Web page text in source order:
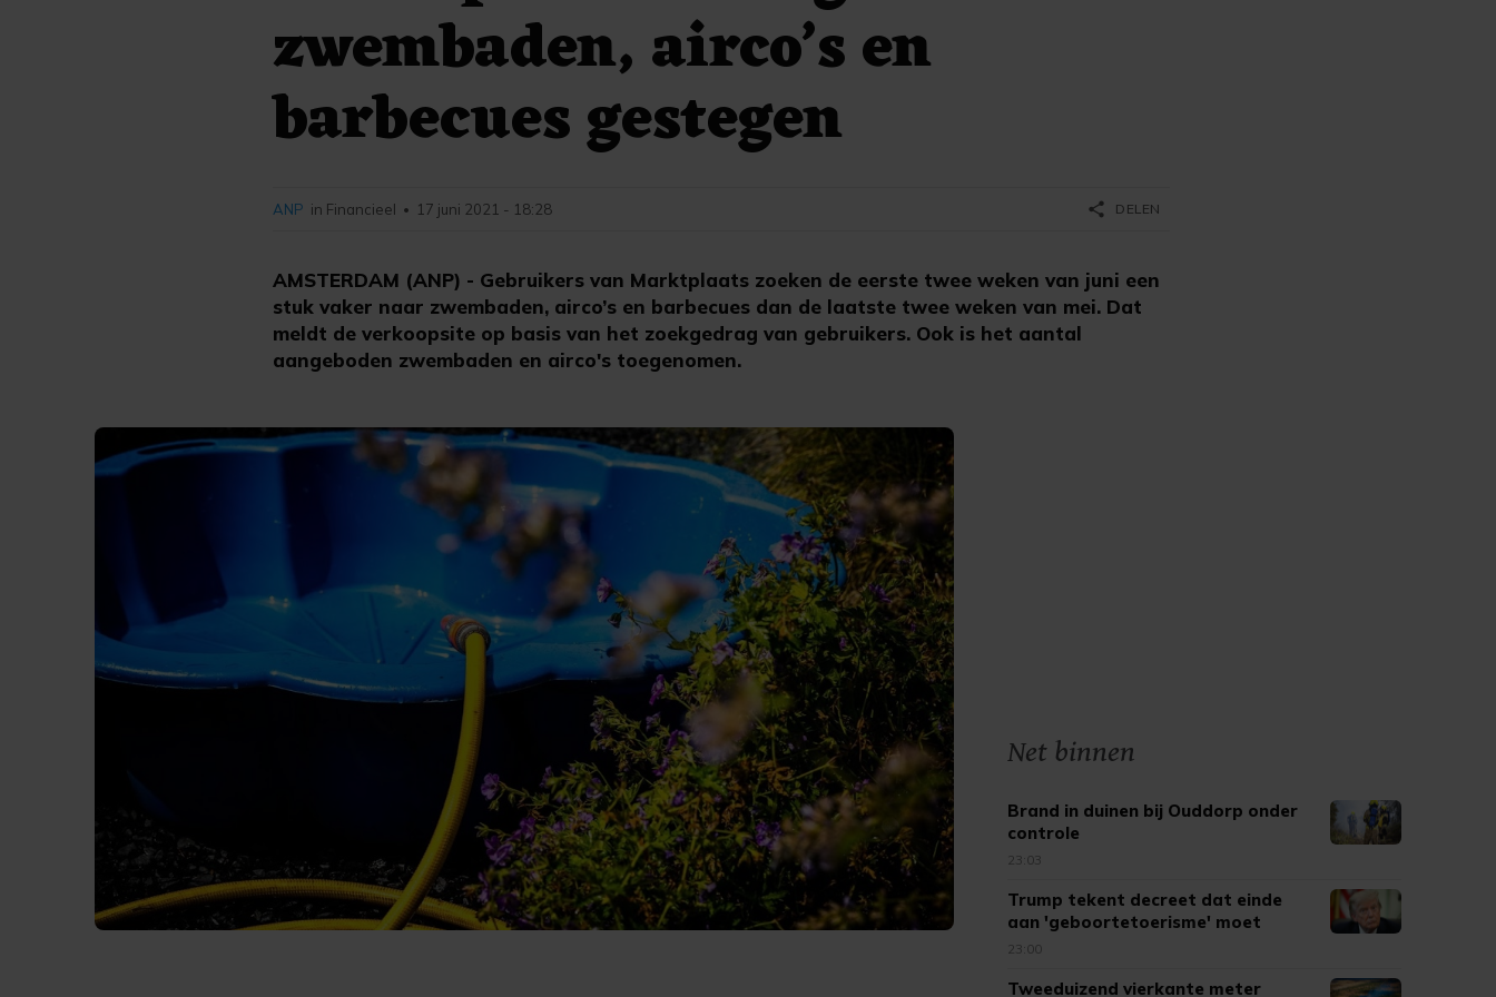
zwembaden, airco’s en
barbecues gestegen
AMSTERDAM (ANP) - Gebruikers van Marktplaats zoeken de eerste twee weken van juni een
stuk vaker naar zwembaden, airco’s en barbecues dan de laatste twee weken van mei. Dat
meldt de verkoopsite op basis van het zoekgedrag van gebruikers. Ook is het aantal
aangeboden zwembaden en airco's toegenomen.
ANP in Financieel • 17 juni 2021 - 18:28 share DELEN
Net binnen
Brand in duinen bij Ouddorp onder
controle
23:03
Trump tekent decreet dat einde
aan 'geboortetoerisme' moet
maken
23:00
Tweeduizend vierkante meter